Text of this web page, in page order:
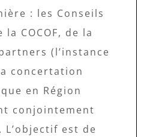
: les Conseils
COCOF, de la
(l’instance
concertation
en Région
conjointement
L’objectif est de